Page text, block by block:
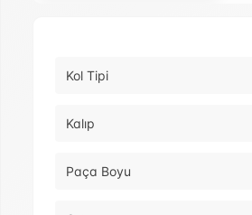
Kol Tipi
Kalıp
Paça Boyu